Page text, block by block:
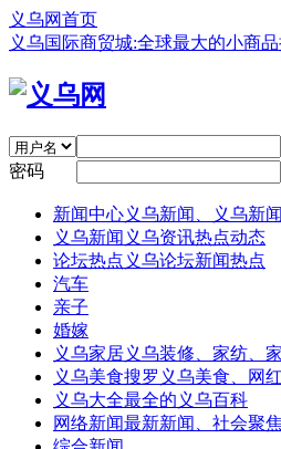
义乌网首页
义乌国际商贸城:全球最大的小商
密码
新闻中心义乌新闻、义乌新
义乌新闻 义乌资讯热点动态
论坛热点 义乌论坛新闻热点
汽车
亲子
婚嫁
义乌家居义乌装修、家纺、
义乌美食搜罗义乌美食、网
义乌大全最全的义乌百科
网络新闻最新新闻、社会聚焦